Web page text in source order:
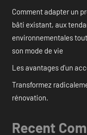
Comment adapter un
bâti existant, aux
environnementales
son mode de vie
Les avantages d’un
Transformez
rénovation.
Recent